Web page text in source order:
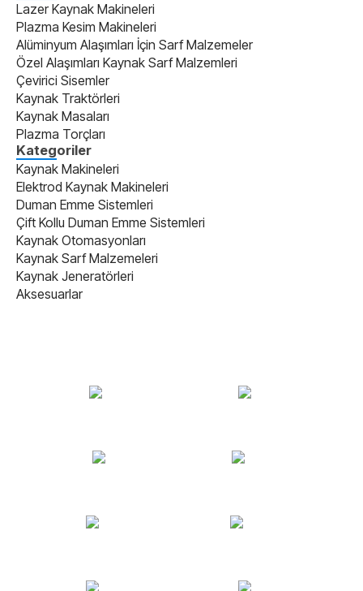
Lazer Kaynak Makineleri
Plazma Kesim Makineleri
Alüminyum Alaşımları İçin Sarf Malzemeler
Özel Alaşımları Kaynak Sarf Malzemleri
Çevirici Sisemler
Kaynak Traktörleri
Kaynak Masaları
Plazma Torçları
Kategoriler
Kaynak Makineleri
Elektrod Kaynak Makineleri
Duman Emme Sistemleri
Çift Kollu Duman Emme Sistemleri
Kaynak Otomasyonları
Kaynak Sarf Malzemeleri
Kaynak Jeneratörleri
Aksesuarlar